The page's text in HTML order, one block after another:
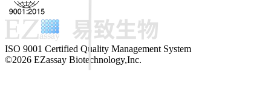
ISO 9001 Certified Quality Management System
©2026 EZassay Biotechnology,Inc.